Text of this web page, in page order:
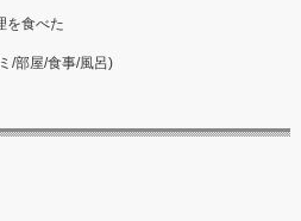
を食べた
/部屋/食事/風呂)